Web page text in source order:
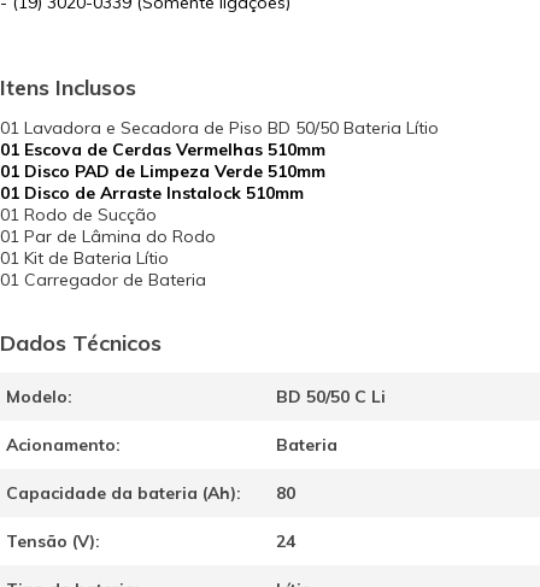
Itens Inclusos
01 Lavadora e Secadora de Piso BD 50/50 Bateria Lítio
01 Escova de Cerdas Vermelhas 510mm
01 Disco PAD de Limpeza Verde 510mm
01 Disco de Arraste Instalock 510mm
01 Rodo de Sucção
01 Par de Lâmina do Rodo
01 Kit de Bateria Lítio
01 Carregador de Bateria
Dados Técnicos
Modelo: BD 50/50 C Li
Acionamento: Bateria
Capacidade da bateria (Ah): 80
Tensão (V): 24